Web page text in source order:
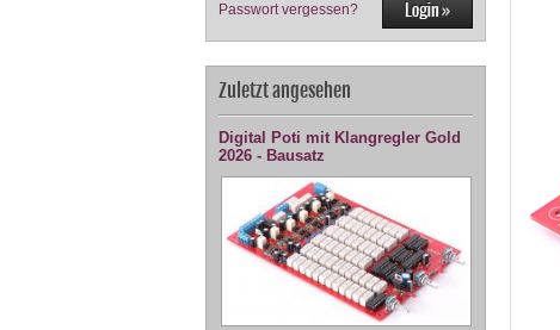
Passwort vergessen?
Zuletzt angesehen
Digital Poti mit Klangregler Gold
2026 - Bausatz